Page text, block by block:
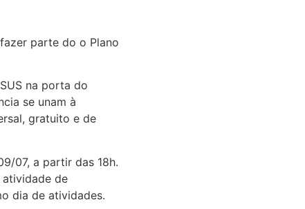
parte do o Plano
na porta do
se unam à
gratuito e de
07, a partir das 18h.
atividade de
dia de atividades.